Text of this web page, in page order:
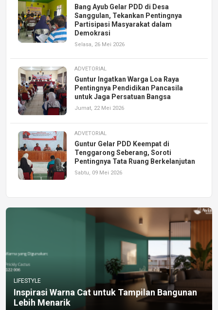
Bang Ayub Gelar PDD di Desa
Sanggulan, Tekankan Pentingnya
Partisipasi Masyarakat dalam
Demokrasi
Selasa, 26 Mei 2026
ADVETORIAL
Guntur Ingatkan Warga Loa Raya
Pentingnya Pendidikan Pancasila
untuk Jaga Persatuan Bangsa
Jumat, 22 Mei 2026
ADVETORIAL
Guntur Gelar PDD Keempat di
Tenggarong Seberang, Soroti
Pentingnya Tata Ruang Berkelanjutan
Sabtu, 09 Mei 2026
LIFESTYLE
Inspirasi Warna Cat untuk Tampilan Bangunan
Lebih Menarik